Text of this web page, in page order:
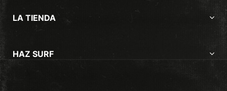
LA TIENDA
HAZ SURF